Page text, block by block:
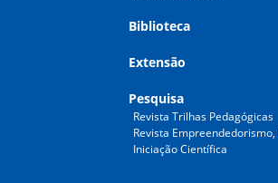
Biblioteca
Extensão
Pesquisa
Revista Trilhas Pedagógicas
Revista
Iniciação Científica